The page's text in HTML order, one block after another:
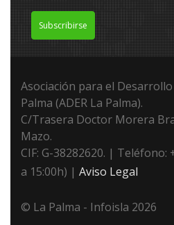
Subscribirse
Asociación para el
Palma (ADER La Palma).
C/Trasera Doctor Morera
Mazo.
CIF: G-38282620. | Teléfono:
a 15:00h) | Aviso Legal
© La Palma - Infoisla 2026